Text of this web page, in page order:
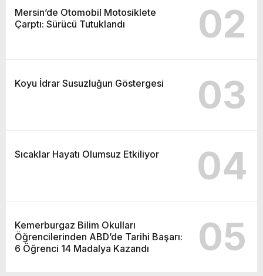
Mersin’de Otomobil Motosiklete
Çarptı: Sürücü Tutuklandı
02
Koyu İdrar Susuzluğun Göstergesi 03
Sıcaklar Hayatı Olumsuz Etkiliyor 04
Kemerburgaz Bilim Okulları
Öğrencilerinden ABD’de Tarihi Başarı:
6 Öğrenci 14 Madalya Kazandı
05